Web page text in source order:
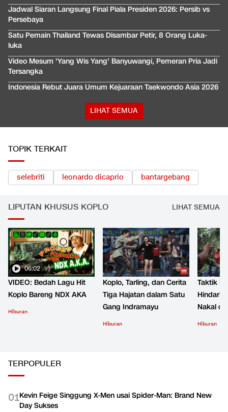
Jadwal Siaran Langsung Final Piala Presiden 2026: Persib vs
Persebaya
Satu Pemain Thailand Tewas Disambar Petir, 8 Orang Luka-
luka
Video Mesum 'Yang Wis Yang' Banyuwangi, Pemeran Pria Jadi
Tersangka
Indonesia Rebut Juara Umum Kejuaraan Taekwondo Asia 2026
LIHAT SEMUA
TOPIK TERKAIT
selebriti leonardo dicaprio bantargebang
LIPUTAN KHUSUS KOPLO LIHAT SEMUA
06:02
VIDEO: Bedah Lagu Hit
Koplo Bareng NDX AKA
Hiburan
Koplo, Tarling, dan Cerita
Tiga Hajatan dalam Satu
Gang Indramayu
Hiburan
Taktik
Hindari
Nakal
Hiburan
TERPOPULER
01Kevin Feige Singgung X-Men usai Spider-Man: Brand New
Day Sukses